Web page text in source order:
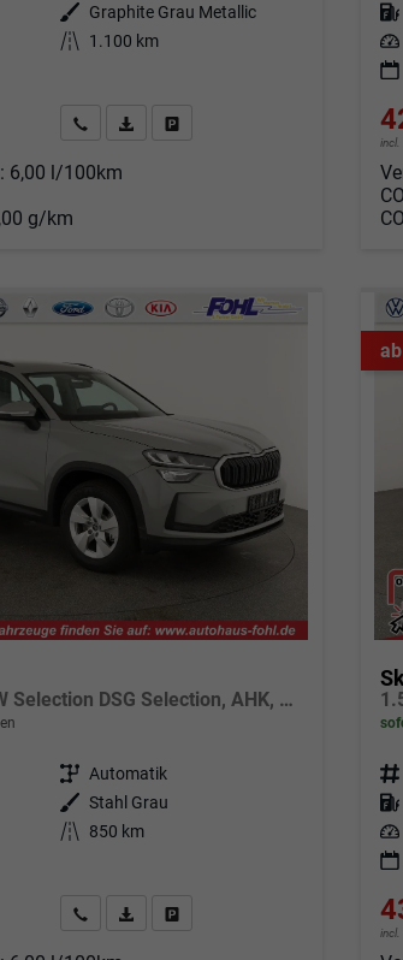
Außenfarbe
Graphite Grau Metallic
Kilometerstand
1.100 km
Angebot anfordern
Fahrzeugexpose (PDF)
6,00 l/100km
g/km
Kraftstoff
Leistung
incl.
CO
CO
1.5 TSI mHEV 110 kW Selection DSG Selection, AHK, Navi, Side, Kamera, Winter, 4 J.- Garantie
Getriebe Automatik
Außenfarbe Stahl Grau
Kilometerstand
850 km
Angebot anfordern
Fahrzeugexpose (PDF)
Fahrzeugnr.
Kraftstoff
Leistung
incl.